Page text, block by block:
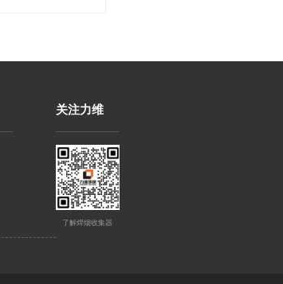
如何处理机器人焊接除尘器集尘器内的灰尘积累问题？
关注力维
了解焊烟收集器